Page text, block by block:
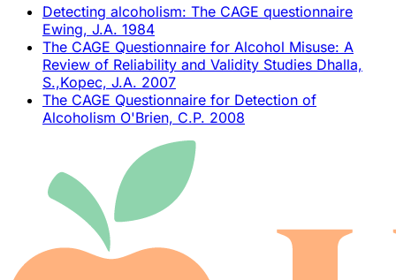
Detecting alcoholism: The CAGE questionnaire
Ewing, J.A. 1984
The CAGE Questionnaire for Alcohol Misuse: A
Review of Reliability and Validity Studies Dhalla,
S.,Kopec, J.A. 2007
The CAGE Questionnaire for Detection of
Alcoholism O'Brien, C.P. 2008